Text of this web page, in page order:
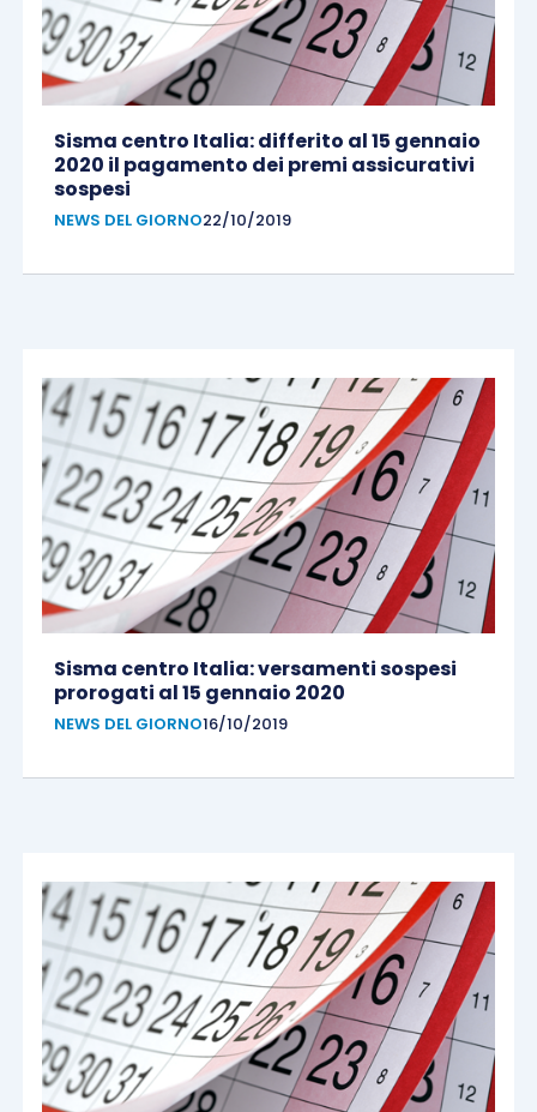
Sisma centro Italia: differito al 15 gennaio
2020 il pagamento dei premi assicurativi
sospesi
NEWS DEL GIORNO22/10/2019
Sisma centro Italia: versamenti sospesi
prorogati al 15 gennaio 2020
NEWS DEL GIORNO16/10/2019